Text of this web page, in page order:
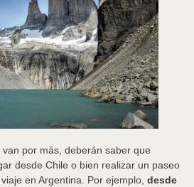
por más, deberán saber que
desde Chile o bien realizar un paseo
en Argentina. Por ejemplo, desde